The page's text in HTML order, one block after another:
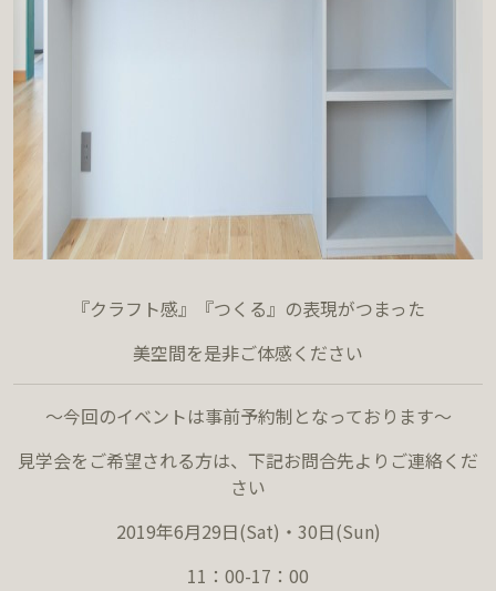
『クラフト感』『つくる』の表現がつまった
美空間を是非ご体感ください
～今回のイベントは事前予約制となっております～
見学会をご希望される方は、下記お問合先よりご連絡くだ
さい
2019年6月29日(Sat)・30日(Sun)
11：00-17：00